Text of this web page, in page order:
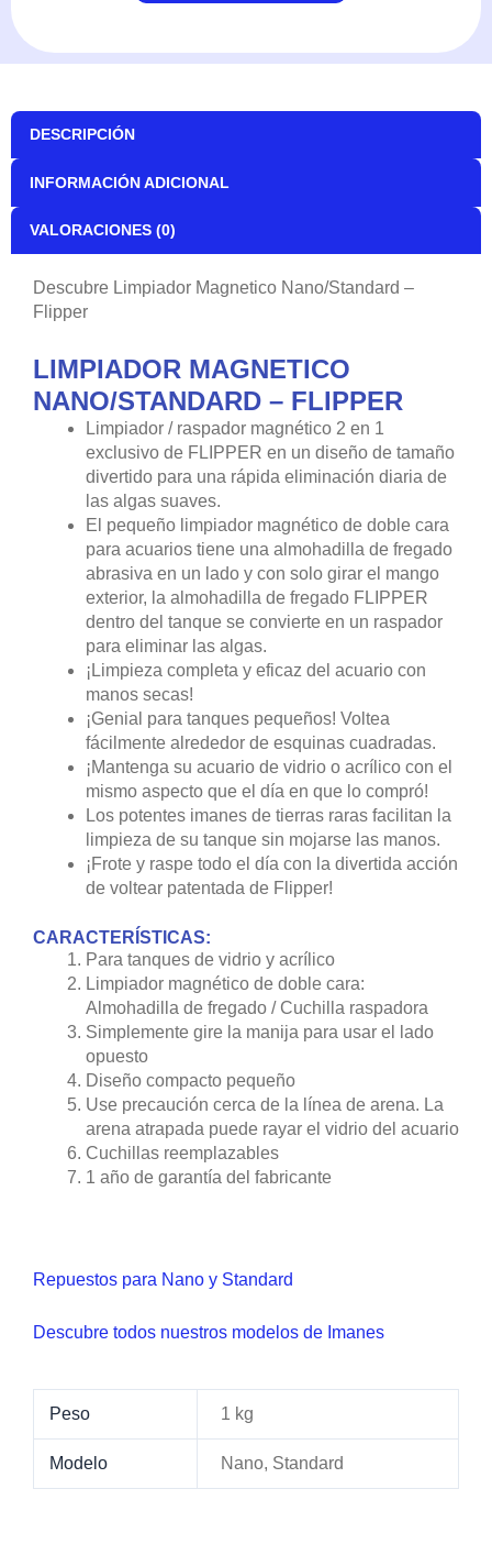
DESCRIPCIÓN
INFORMACIÓN ADICIONAL
VALORACIONES (0)
Descubre Limpiador Magnetico Nano/Standard –
Flipper
LIMPIADOR MAGNETICO
NANO/STANDARD – FLIPPER
Limpiador / raspador magnético 2 en 1
exclusivo de FLIPPER en un diseño de tamaño
divertido para una rápida eliminación diaria de
las algas suaves.
El pequeño limpiador magnético de doble cara
para acuarios tiene una almohadilla de fregado
abrasiva en un lado y con solo girar el mango
exterior, la almohadilla de fregado FLIPPER
dentro del tanque se convierte en un raspador
para eliminar las algas.
¡Limpieza completa y eficaz del acuario con
manos secas!
¡Genial para tanques pequeños! Voltea
fácilmente alrededor de esquinas cuadradas.
¡Mantenga su acuario de vidrio o acrílico con el
mismo aspecto que el día en que lo compró!
Los potentes imanes de tierras raras facilitan la
limpieza de su tanque sin mojarse las manos.
¡Frote y raspe todo el día con la divertida acción
de voltear patentada de Flipper!
CARACTERÍSTICAS:
Para tanques de vidrio y acrílico
Limpiador magnético de doble cara:
Almohadilla de fregado / Cuchilla raspadora
Simplemente gire la manija para usar el lado
opuesto
Diseño compacto pequeño
Use precaución cerca de la línea de arena. La
arena atrapada puede rayar el vidrio del acuario
Cuchillas reemplazables
1 año de garantía del fabricante
Repuestos para Nano y Standard
Descubre todos nuestros modelos de Imanes
Peso 1 kg
Modelo Nano, Standard